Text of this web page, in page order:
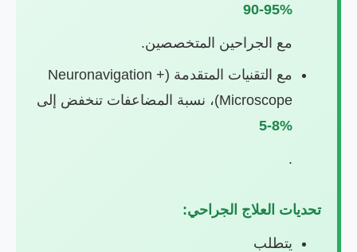
90-95%
مع الجراحين المتخصصين.
مع التقنيات المتقدمة (Neuronavigation +
Microscope)، نسبة المضاعفات تنخفض إلى
5-8%
.
تحديات العلاج الجراحي:
يتطلب